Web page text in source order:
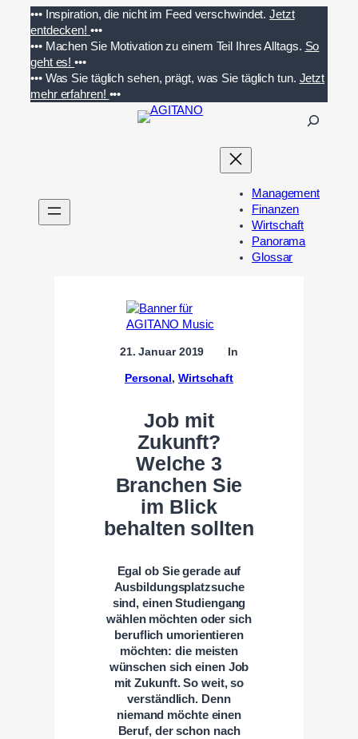
Inhalt
springen
••• Inspiration, die nicht im Feed verschwindet. Jetzt
entdecken! •••
••• Machen Sie Motivation zu einem Teil Ihres Alltags. So
geht es!•••
••• Was Sie täglich sehen, prägt, was Sie täglich tun. Jetzt
mehr erfahren! •••
n
Management
Finanzen
Wirtschaft
Panorama
Glossar
21. Januar 2019 In
Personal, Wirtschaft
Job mit
Zukunft?
Welche 3
Branchen Sie
im Blick
behalten sollten
Egal ob Sie gerade auf
Ausbildungsplatzsuche
sind, einen Studiengang
wählen möchten oder sich
beruflich umorientieren
möchten: die meisten
wünschen sich einen Job
mit Zukunft. So weit, so
verständlich. Denn
niemand möchte einen
Beruf, der schon nach